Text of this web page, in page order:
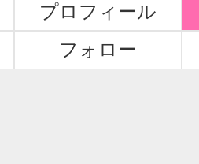
プロフィール
フォロー